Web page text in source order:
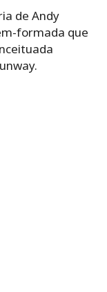
de Andy
formada que